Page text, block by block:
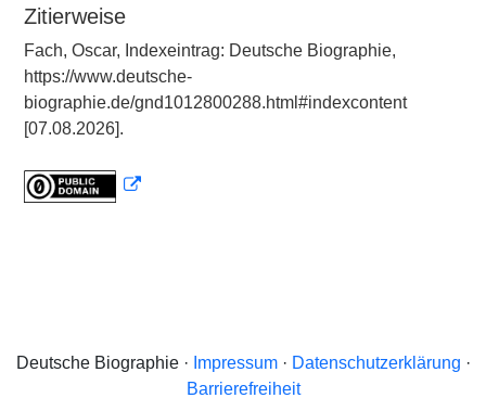
Zitierweise
Fach, Oscar, Indexeintrag: Deutsche Biographie,
https://www.deutsche-
biographie.de/gnd1012800288.html#indexcontent
[07.08.2026].
Deutsche Biographie · Impressum· Datenschutzerklärung ·
Barrierefreiheit